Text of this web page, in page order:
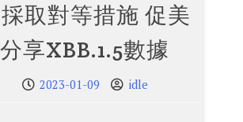
取對等措施 促美
分享XBB.1.5數據
2023-01-09 idle